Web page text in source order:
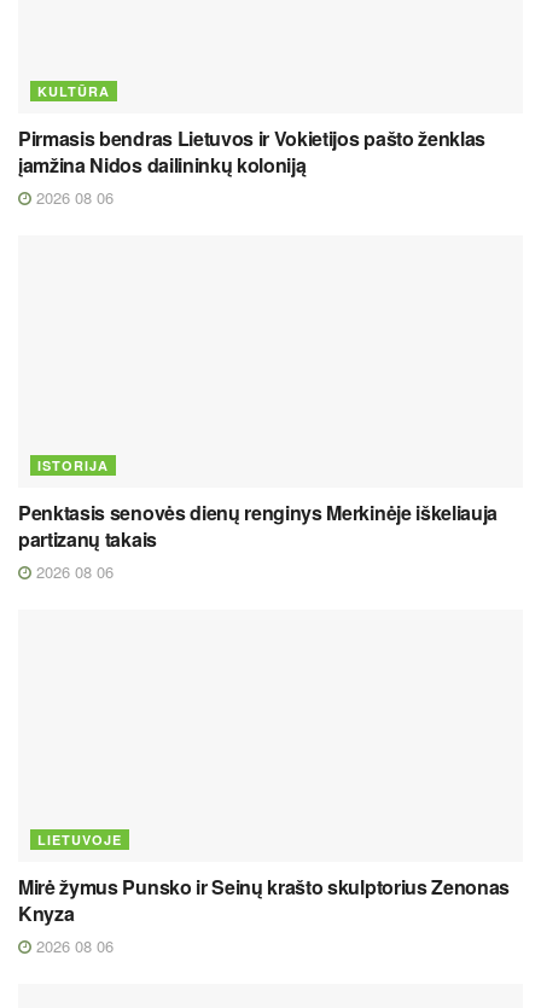
KULTŪRA
Pirmasis bendras Lietuvos ir Vokietijos pašto ženklas
įamžina Nidos dailininkų koloniją
2026 08 06
ISTORIJA
Penktasis senovės dienų renginys Merkinėje iškeliauja
partizanų takais
2026 08 06
LIETUVOJE
Mirė žymus Punsko ir Seinų krašto skulptorius Zenonas
Knyza
2026 08 06